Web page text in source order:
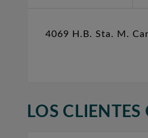
4069 H.B. Sta. M.
LOS